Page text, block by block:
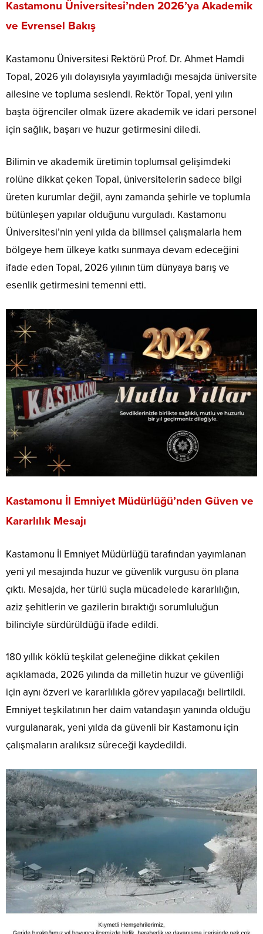
Kastamonu Üniversitesi’nden 2026’ya Akademik
ve Evrensel Bakış
Kastamonu Üniversitesi Rektörü Prof. Dr. Ahmet Hamdi
Topal, 2026 yılı dolayısıyla yayımladığı mesajda üniversite
ailesine ve topluma seslendi. Rektör Topal, yeni yılın
başta öğrenciler olmak üzere akademik ve idari personel
için sağlık, başarı ve huzur getirmesini diledi.
Bilimin ve akademik üretimin toplumsal gelişimdeki
rolüne dikkat çeken Topal, üniversitelerin sadece bilgi
üreten kurumlar değil, aynı zamanda şehirle ve toplumla
bütünleşen yapılar olduğunu vurguladı. Kastamonu
Üniversitesi’nin yeni yılda da bilimsel çalışmalarla hem
bölgeye hem ülkeye katkı sunmaya devam edeceğini
ifade eden Topal, 2026 yılının tüm dünyaya barış ve
esenlik getirmesini temenni etti.
Kastamonu İl Emniyet Müdürlüğü’nden Güven ve
Kararlılık Mesajı
Kastamonu İl Emniyet Müdürlüğü tarafından yayımlanan
yeni yıl mesajında huzur ve güvenlik vurgusu ön plana
çıktı. Mesajda, her türlü suçla mücadelede kararlılığın,
aziz şehitlerin ve gazilerin bıraktığı sorumluluğun
bilinciyle sürdürüldüğü ifade edildi.
180 yıllık köklü teşkilat geleneğine dikkat çekilen
açıklamada, 2026 yılında da milletin huzur ve güvenliği
için aynı özveri ve kararlılıkla görev yapılacağı belirtildi.
Emniyet teşkilatının her daim vatandaşın yanında olduğu
vurgulanarak, yeni yılda da güvenli bir Kastamonu için
çalışmaların aralıksız süreceği kaydedildi.